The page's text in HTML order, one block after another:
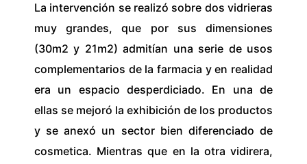
La intervención se realizó sobre dos vidrieras
muy grandes, que por sus dimensiones
(30m2 y 21m2) admitían una serie de usos
complementarios de la farmacia y en realidad
era un espacio desperdiciado. En una de
ellas se mejoró la exhibición de los productos
y se anexó un sector bien diferenciado de
cosmetica. Mientras que en la otra vidirera,